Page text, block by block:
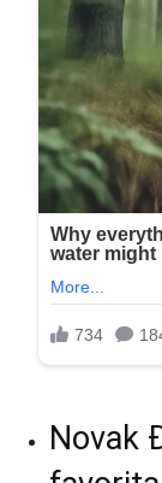
Novak